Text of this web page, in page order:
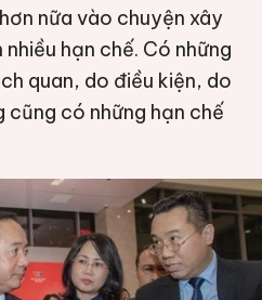
nữa vào chuyện xây
hạn chế. Có những
quan, do điều kiện, do
có những hạn chế